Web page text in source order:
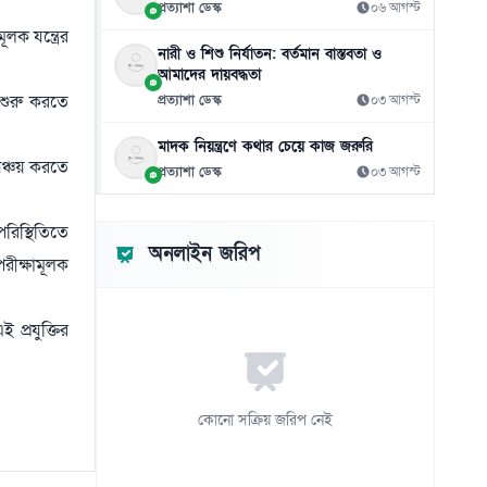
যন্ত্রের
শুরু করতে
করতে
প্রযুক্তির
১১
যুবকের ৩ বছরের কারাদণ্ড
০৭ আগস্ট
১২
সুখবর
০৭ আগস্ট
সামানজার
০৭ আগস্ট
নিহত অন্তত ৭
প্রত্যাশা ডেস্ক ০৬ আগস্ট
নারী ও শিশু নির্যাতন: বর্তমান বাস্তবতা ও
আমাদের দায়বদ্ধতা
প্রত্যাশা ডেস্ক ০৩ আগস্ট
মাদক নিয়ন্ত্রণে কথার চেয়ে কাজ জরুরি
প্রত্যাশা ডেস্ক ০৩ আগস্ট
অনলাইন জরিপ
কোনো সক্রিয় জরিপ নেই